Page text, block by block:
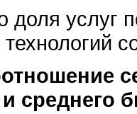
доля услуг
среднего